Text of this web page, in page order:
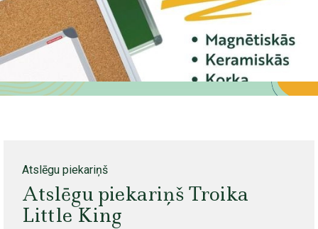
Atslēgu piekariņš
Atslēgu piekariņš Troika
Little King